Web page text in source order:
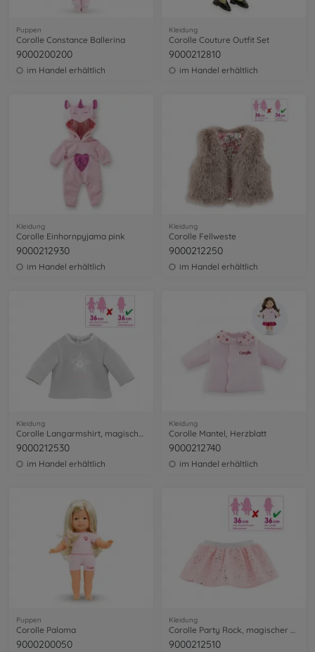
Puppen
Corolle Constance Ballerina
9000200200
im Handel erhältlich
Kleidung
Corolle Couture Outfit Set
9000212810
im Handel erhältlich
Kleidung
Corolle Einhornpyjama pink
9000212930
im Handel erhältlich
Kleidung
Corolle Fellweste
9000212250
im Handel erhältlich
Kleidung
9000212530
im Handel erhältlich
Kleidung
Corolle Mantel, Herzblatt
9000212740
im Handel erhältlich
Puppen
Corolle Paloma
9000200050
Kleidung
Corolle Party Rock, magischer Abend
9000212510